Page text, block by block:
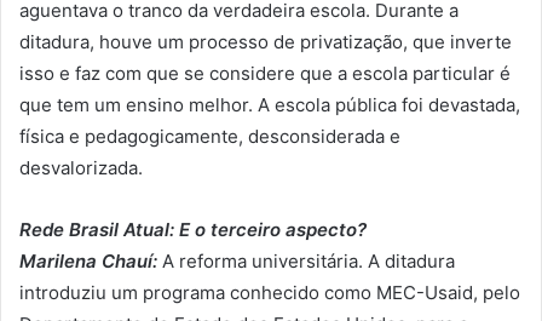
aguentava o tranco da verdadeira escola. Durante a
ditadura, houve um processo de privatização, que inverte
isso e faz com que se considere que a escola particular é
que tem um ensino melhor. A escola pública foi devastada,
física e pedagogicamente, desconsiderada e
desvalorizada.
Rede Brasil Atual: E o terceiro aspecto?
Marilena Chauí: A reforma universitária. A ditadura
introduziu um programa conhecido como MEC-Usaid, pelo